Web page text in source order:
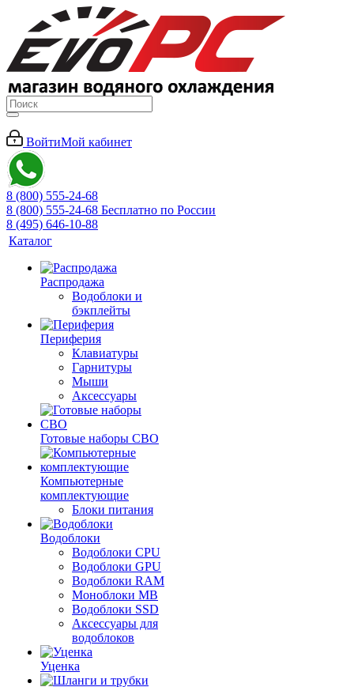
ВойтиМой кабинет
8 (800) 555-24-68
8 (800) 555-24-68 Бесплатно по России
8 (495) 646-10-88
Каталог
Распродажа
Водоблоки и
бэкплейты
Периферия
Клавиатуры
Гарнитуры
Мыши
Аксессуары
Готовые наборы СВО
Компьютерные
комплектующие
Блоки питания
Водоблоки
Водоблоки CPU
Водоблоки GPU
Водоблоки RAM
Моноблоки MB
Водоблоки SSD
Аксессуары для
водоблоков
Уценка